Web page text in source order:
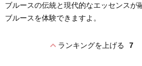
ブルースの伝統と現代的なエッセンスが
ブルースを体験できますよ。
expand_lessランキングを上げる 7